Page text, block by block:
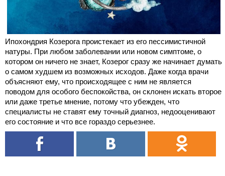
Ипохондрия Козерога проистекает из его пессимистичной
натуры. При любом заболевании или новом симптоме, о
котором он ничего не знает, Козерог сразу же начинает думать
о самом худшем из возможных исходов. Даже когда врачи
объясняют ему, что происходящее с ним не является
поводом для особого беспокойства, он склонен искать второе
или даже третье мнение, потому что убежден, что
специалисты не ставят ему точный диагноз, недооценивают
его состояние и что все гораздо серьезнее.